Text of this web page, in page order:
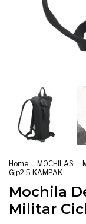
Home . MOCHILAS .
Gjp2.5 KAMPAK
Mochila
Militar